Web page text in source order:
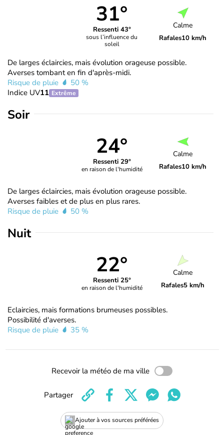
31°
Ressenti 43°
sous l’influence du
soleil
Calme
Rafales10 km/h
De larges éclaircies, mais évolution orageuse possible.
Averses tombant en fin d'après-midi.
Risque de pluie
50 %
Indice UV11 Extrême
Soir
24°
Ressenti 29°
en raison de l'humidité
Calme
Rafales10 km/h
De larges éclaircies, mais évolution orageuse possible.
Averses faibles et de plus en plus rares.
Risque de pluie
50 %
Nuit
22°
Ressenti 25°
en raison de l'humidité
Calme
Rafales5 km/h
Eclaircies, mais formations brumeuses possibles.
Possibilité d'averses.
Risque de pluie
35 %
Recevoir la météo de ma ville
Ajouter à vos sources préférées
Partager